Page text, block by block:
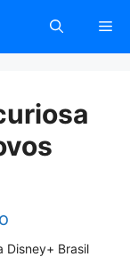
Disney+ Brasil